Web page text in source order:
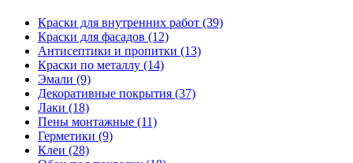
Краски для внутренних работ (39)
Краски для фасадов (12)
Антисептики и пропитки (13)
Краски по металлу (14)
Эмали (9)
Декоративные покрытия (37)
Лаки (18)
Пены монтажные (11)
Герметики (9)
Клеи (28)